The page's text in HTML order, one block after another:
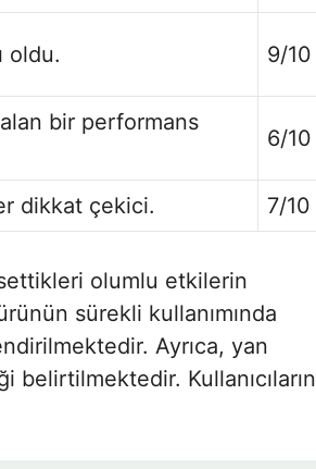
oldu. 9/10
bir performans
6/10
dikkat çekici. 7/10
olumlu etkilerin
sürekli kullanımında
Ayrıca, yan
belirtilmektedir. Kullanıcıların